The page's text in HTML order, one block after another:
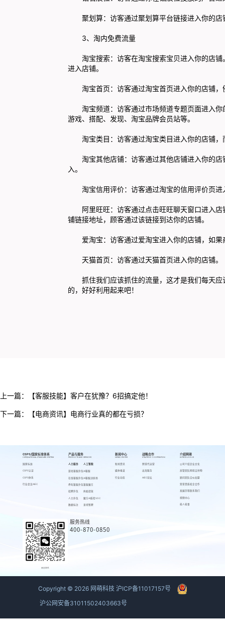
聚划算：访客通过聚划算平台链接进入你的店
3、淘内免费流量
淘宝搜索：访客在淘宝搜索宝贝进入你的店
进入店铺。
淘宝首页：访客通过淘宝首页进入你的店铺
淘宝频道：访客通过市场频道专题页面进入
游戏、搭配、发现、淘宝品牌会员站等。
淘宝类目：访客通过淘宝类目进入你的店铺
淘宝其他店铺：访客通过其他店铺进入你的
入。
淘宝信用评价：访客通过淘宝的信用评价页进
阿里旺旺：访客通过点击旺旺聊天窗口进入
铺链接地址，顾客通过该链接到达你的店铺。
爱淘宝：访客通过爱淘宝进入你的店铺，如
天猫首页：访客通过天猫首页进入你的店铺。
抓住我们应该抓住的流量，这才是我们每天
的，好好利用起来吧！
上一篇： 【客服技能】客户在犹豫？6招搞定他！
下一篇： 【电商资讯】电商行业真的都在亏损？
CSPS/国家标准体系
CSPS/NATIONAL STANDARD SYSTEM
国家标准
CSPS认证
CSPS体系
行业会议AIEC
产品与服务
PRODUCTS AND SERVICES
人力服务
游戏客服外包
在线客服外包
呼叫客服外包
招聘外包
人力外包
数据标注
人工智能
AI客服
AI客服训练场
客服魔方
蚂蚁绩效
魔方AI质检VOC
来呗智聘
新闻中心
NEWS CENTER
新闻资讯
媒体报道
行业动态
战略合作
STRATEGIC COOPERATION
跨境代运营
出海服务
AIEC论坛
介绍网萌
INTRODUCE US
公司介绍
高管团队
顾问团队
荣誉资质
发展历程
视频中心
萌人萌事
企业文化
网萌吉祥物
合伙加盟
校企合作
联系我们
商务联系
服务热线
400-870-0850
Copyright © 2026 网萌科技 沪ICP备11017157号
沪公网安备31011502403663号